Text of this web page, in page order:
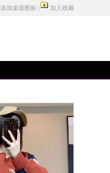
添加桌面图标 加入收藏